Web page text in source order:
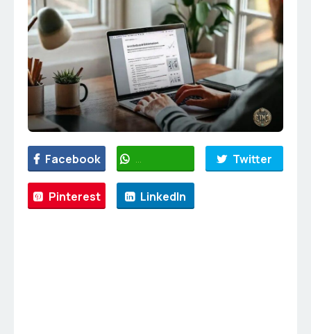
Facebook WhatsApp Twitter
Pinterest LinkedIn